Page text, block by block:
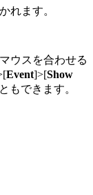
れます。
ウスを合わせる
Event]>[Show
もできます。